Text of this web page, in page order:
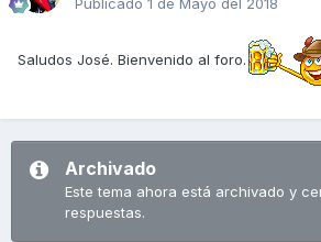
Publicado 1 de Mayo del 2018
Saludos José. Bienvenido al foro.
Archivado
Este tema ahora está archivado y
respuestas.